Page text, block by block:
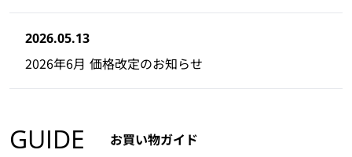
2026.05.13
2026年6月 価格改定のお知らせ
GUIDE お買い物ガイド